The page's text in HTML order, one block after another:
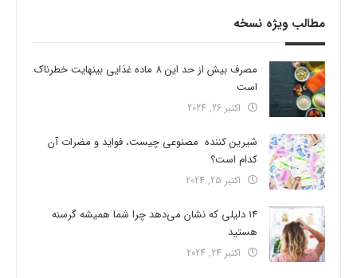
مطالب ویژه نسخه
مصرف بیش از حد این 8 ماده غذایی بینهایت خطرناک
است
اکتبر 26, 2024
شیرین کننده مصنوعی چیست، فواید و مضرات آن
کدام است؟
اکتبر 25, 2024
14 دلیلی که نشان می‌دهد چرا شما همیشه گرسنه
هستید
اکتبر 24, 2024